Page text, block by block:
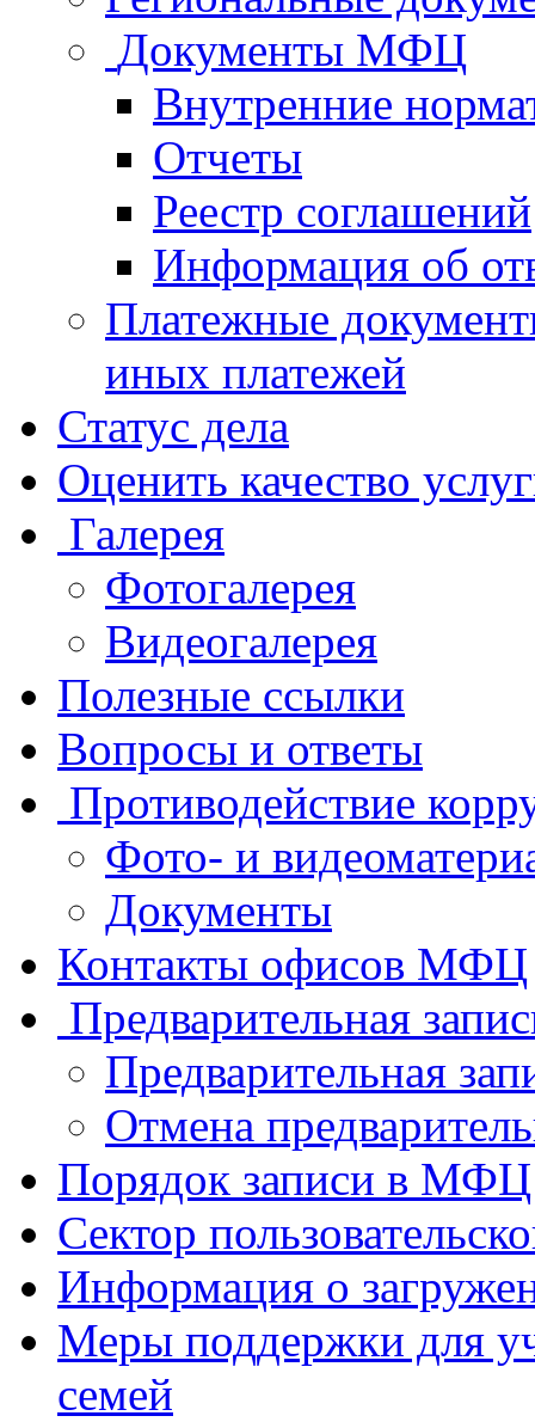
Документы МФЦ
Внутренние
Отчеты
Реестр соглашений
Информация об
Платежные
иных платежей
Статус дела
Оценить качество
Галерея
Фотогалерея
Видеогалерея
Полезные ссылки
Вопросы и ответы
Противодействие
Фото- и
Документы
Контакты офисов МФЦ
Предварительная
Предварительная
Отмена
Порядок записи в МФЦ
Сектор
Информация о
Меры поддержки для
семей